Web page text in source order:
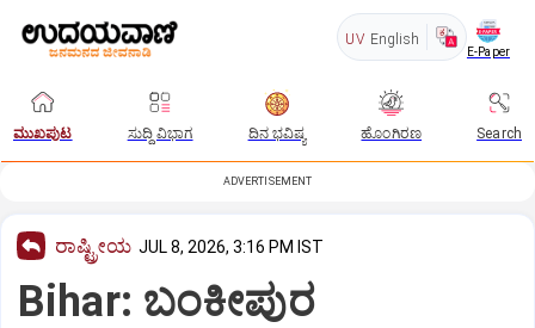
UV English
E-Paper
ಮುಖಪುಟ ಸುದ್ದಿ ವಿಭಾಗ ದಿನ ಭವಿಷ್ಯ ಹೊಂಗಿರಣ Search
ADVERTISEMENT
ರಾಷ್ಟ್ರೀಯ JUL 8, 2026, 3:16 PM IST
Bihar: ಬಂಕೀಪುರ